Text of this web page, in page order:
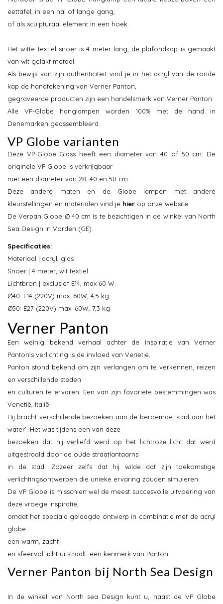
eettafel, in een hal of lange gang,
of als sculpturaal element in een hoek.
Het witte textiel snoer is 4 meter lang, de plafondkap is gemaakt
van wit gelakt metaal.
Als bewijs van zijn authenticiteit vind je in het acryl van de ronde
kap de handtekening van Verner Panton,
gegraveerde producten zijn een handelsmerk van Verner Panton.
Alle VP-Globe hanglampen worden 100% met de hand in
Denemarken geassembleerd.
VP Globe varianten
Deze VP-Globe Glass heeft een diameter van 40 of 50 cm. De
originele VP Globe is verkrijgbaar
met een diameter van 28, 40 en 50 cm.
Deze andere maten en de Globe lampen met andere
kleurstellingen en materialen vind je hier op onze website.
De Verpan Globe Ø 40 cm is te bezichtigen in de winkel van North
Sea Design in Vorden (GE).
Specificaties:
Materiaal | acryl, glas
Snoer | 4 meter, wit textiel
Lichtbron | exclusief E14, max 60 W.
Ø40: E14 (220V) max. 60W, 4,5 kg
Ø50: E27 (220V) max. 60W, 7,3 kg
Verner Panton
Een weinig bekend verhaal achter de inspiratie van Verner
Panton's verlichting is de invloed van Venetië.
Panton stond bekend om zijn verlangen om te verkennen, reizen
en verschillende steden
en culturen te ervaren. Een van zijn favoriete bestemmingen was
Venetië, Italië.
Hij bracht verschillende bezoeken aan de beroemde ‘stad aan het
water’. Het was tijdens een van deze
bezoeken dat hij verliefd werd op het lichtroze licht dat werd
uitgestraald door de oude straatlantaarns
in de stad. Zozeer zelfs dat hij wilde dat zijn toekomstige
verlichtingsontwerpen die unieke ervaring zouden simuleren.
De VP Globe is misschien wel de meest succesvolle uitvoering van
deze vroege inspiratie,
omdat het speciale gelaagde ontwerp in combinatie met de acryl
globe
een warm, zacht
en sfeervol licht uitstraalt: een kenmerk van Panton.
Verner Panton bij North Sea Design
In de winkel van North sea Design kunt u, naast de VP Globe